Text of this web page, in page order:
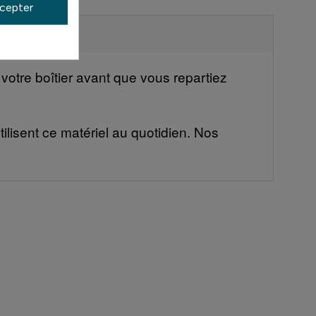
boîtier avant que vous repartiez
ce matériel au quotidien. Nos